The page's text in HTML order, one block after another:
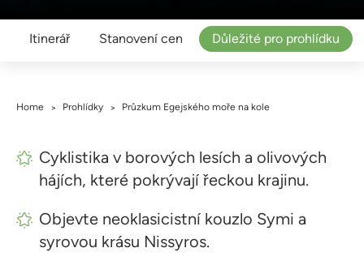
Itinerář Stanovení cen Důležité pro prohlídku
Home > Prohlídky > Průzkum Egejského moře na kole
Cyklistika v borových lesích a olivových
hájích, které pokrývají řeckou krajinu.
Objevte neoklasicistní kouzlo Symi a
syrovou krásu Nissyros.